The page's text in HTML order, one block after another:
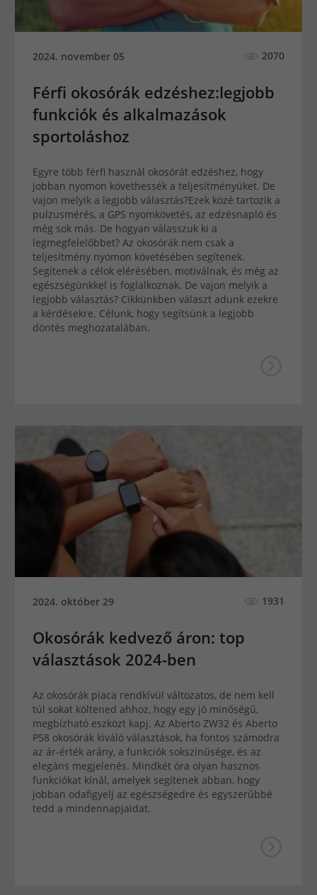
2024. november 05 2070
Férfi okosórák edzéshez:legjobb
funkciók és alkalmazások
sportoláshoz
Egyre több férfi használ okosórát edzéshez, hogy
jobban nyomon követhessék a teljesítményüket. De
vajon melyik a legjobb választás?Ezek közé tartozik a
pulzusmérés, a GPS nyomkövetés, az edzésnapló és
még sok más. De hogyan válasszuk ki a
legmegfelelőbbet? Az okosórák nem csak a
teljesítmény nyomon követésében segítenek.
Segítenek a célok elérésében, motiválnak, és még az
egészségünkkel is foglalkoznak. De vajon melyik a
legjobb választás? Cikkünkben választ adunk ezekre
a kérdésekre. Célunk, hogy segítsünk a legjobb
döntés meghozatalában.
2024. október 29 1931
Okosórák kedvező áron: top
választások 2024-ben
Az okosórák piaca rendkívül változatos, de nem kell
túl sokat költened ahhoz, hogy egy jó minőségű,
megbízható eszközt kapj. Az Aberto ZW32 és Aberto
P58 okosórák kiváló választások, ha fontos számodra
az ár-érték arány, a funkciók sokszínűsége, és az
elegáns megjelenés. Mindkét óra olyan hasznos
funkciókat kínál, amelyek segítenek abban, hogy
jobban odafigyelj az egészségedre és egyszerűbbé
tedd a mindennapjaidat.